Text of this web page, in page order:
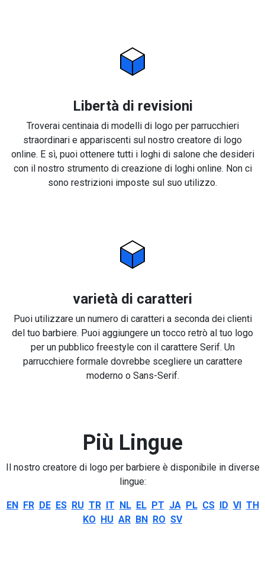
Libertà di revisioni
Troverai centinaia di modelli di logo per parrucchieri
straordinari e appariscenti sul nostro creatore di logo
online. E sì, puoi ottenere tutti i loghi di salone che desideri
con il nostro strumento di creazione di loghi online. Non ci
sono restrizioni imposte sul suo utilizzo.
varietà di caratteri
Puoi utilizzare un numero di caratteri a seconda dei clienti
del tuo barbiere. Puoi aggiungere un tocco retrò al tuo logo
per un pubblico freestyle con il carattere Serif. Un
parrucchiere formale dovrebbe scegliere un carattere
moderno o Sans-Serif.
Più Lingue
Il nostro creatore di logo per barbiere è disponibile in diverse
lingue:
EN FR DE ES RU TR IT NL EL PT JA PL CS ID VI TH
KO HU AR BN RO SV